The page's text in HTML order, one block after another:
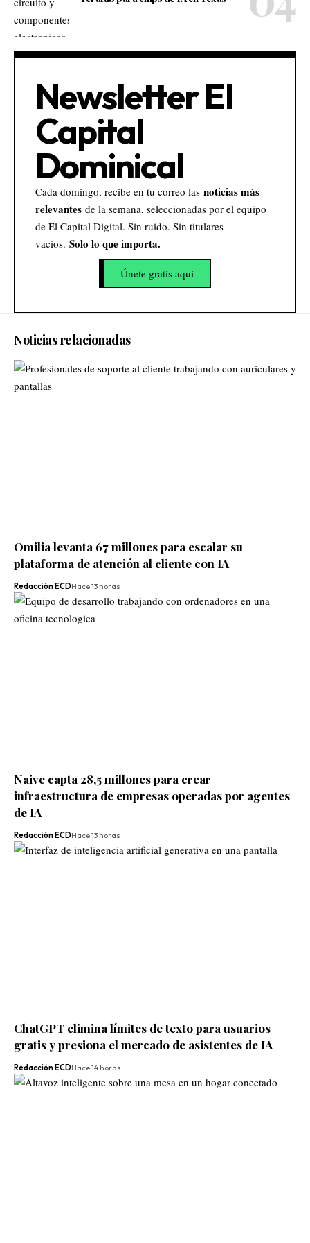
Newsletter El
Capital
Dominical
Cada domingo, recibe en tu correo las noticias más
relevantes de la semana, seleccionadas por el equipo
de El Capital Digital. Sin ruido. Sin titulares
vacíos. Solo lo que importa.
Únete gratis aquí
Noticias relacionadas
Omilia levanta 67 millones para escalar su
plataforma de atención al cliente con IA
Redacción ECDHace 13 horas
Naive capta 28,5 millones para crear
infraestructura de empresas operadas por agentes
de IA
Redacción ECDHace 13 horas
ChatGPT elimina límites de texto para usuarios
gratis y presiona el mercado de asistentes de IA
Redacción ECDHace 14 horas